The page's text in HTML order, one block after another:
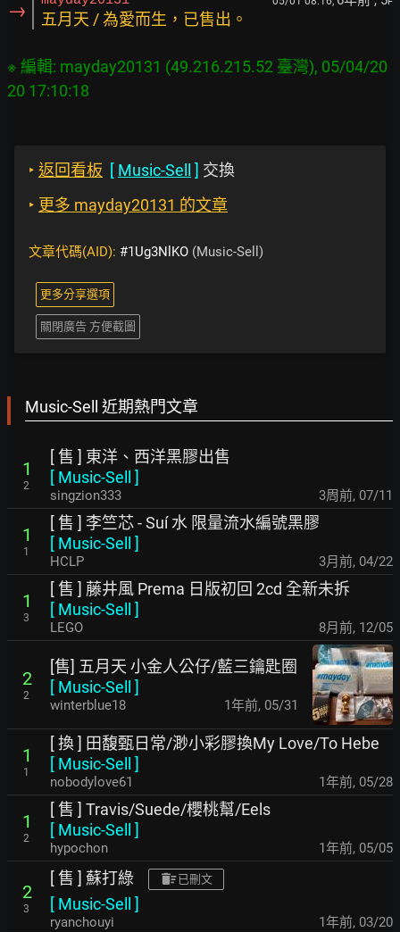
→ 五月天 / 為愛而生，已售出。
※ 編輯: mayday20131 (49.216.215.52 臺灣), 05/04/20
‣ 返回看板 [ Music-Sell ] 交換
‣ 更多 mayday20131 的文章
文章代碼(AID): #1Ug3NlKO (Music-Sell)
更多分享選項
關閉廣告 方便截圖
Music-Sell 近期熱門文章
1
2
[ 售 ] 東洋、西洋黑膠出售
[ Music-Sell ]
singzion333 3周前, 07/11
1
1
[ 售 ] 李竺芯 - Suí 水 限量流水編號黑膠
[ Music-Sell ]
HCLP 3月前, 04/22
1
3
[ 售 ] 藤井風 Prema 日版初回 2cd 全新未拆
[ Music-Sell ]
LEGO 8月前, 12/05
2
2
[售] 五月天 小金人公仔/藍三鑰匙圈
[ Music-Sell ]
winterblue18 1年前, 05/31
1
1
[ 換 ] 田馥甄日常/渺小彩膠換My Love/To Hebe
[ Music-Sell ]
nobodylove61 1年前, 05/28
1
2
[ 售 ] Travis/Suede/櫻桃幫/Eels
[ Music-Sell ]
hypochon 1年前, 05/05
2
3
[ 售 ] 蘇打綠 已刪文
[ Music-Sell ]
ryanchouyi 1年前, 03/20